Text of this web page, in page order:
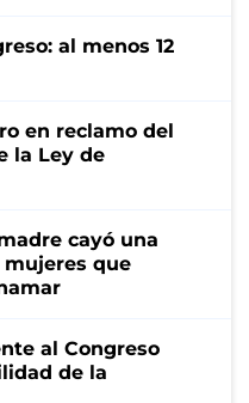
al menos 12
en reclamo del
la Ley de
cayó una
que
al Congreso
de la